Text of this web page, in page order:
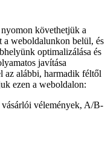
követhetjük a
a weboldalunkon belül, és
optimalizálása és
javítása
az alábbi, harmadik féltől
ezen a weboldalon:
vélemények, A/B-